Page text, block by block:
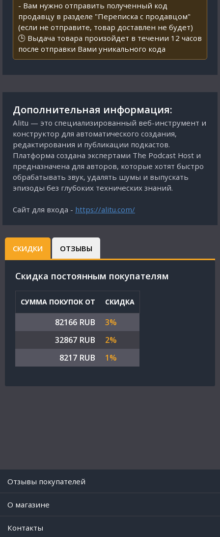
- Вам нужно отправить полученный код
продавцу в разделе "Переписка с продавцом"
(если не отправите, товар доставлен не будет)
🕒 Выдача товара произойдет в течении 12 часов
после отправки Вами уникального кода
Дополнительная информация:
Alitu — это специализированный веб-инструмент и
конструктор для автоматического создания,
редактирования и публикации подкастов.
Платформа создана экспертами The Podcast Host и
предназначена для авторов, которые хотят быстро
обрабатывать звук, удалять шумы и выпускать
эпизоды без глубоких технических знаний.
Сайт для входа - https://alitu.com/
СКИДКИ ОТЗЫВЫ
Cкидка постоянным покупателям
СУММА ПОКУПОК ОТ СКИДКА
82166 RUB
3%
32867 RUB
2%
8217 RUB
1%
Отзывы покупателей
O магазине
Контакты